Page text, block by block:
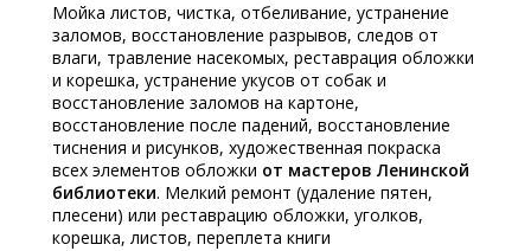
Мойка листов, чистка, отбеливание, устранение
заломов, восстановление разрывов, следов от
влаги, травление насекомых, реставрация обложки
и корешка, устранение укусов от собак и
восстановление заломов на картоне,
восстановление после падений, восстановление
тиснения и рисунков, художественная покраска
всех элементов обложки от мастеров Ленинской
библиотеки. Мелкий ремонт (удаление пятен,
плесени) или реставрацию обложки, уголков,
корешка, листов, переплета книги